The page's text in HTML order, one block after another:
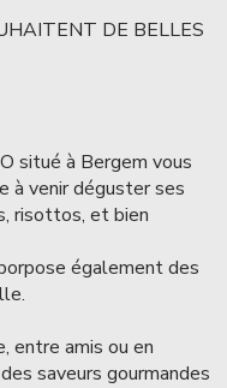
DE BELLES
situé à Bergem vous
à venir déguster ses
risottos, et bien
également des
entre amis ou en
saveurs gourmandes